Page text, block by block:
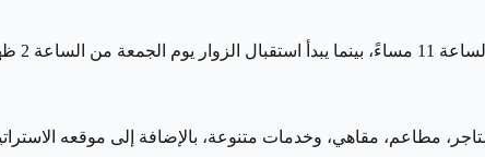
مطاعم، مقاهي، وخدمات متنوعة، بالإضافة إلى موقعه